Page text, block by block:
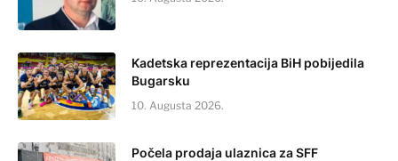
Kadetska reprezentacija BiH pobijedila
Bugarsku
10. Augusta 2026.
Počela prodaja ulaznica za SFF